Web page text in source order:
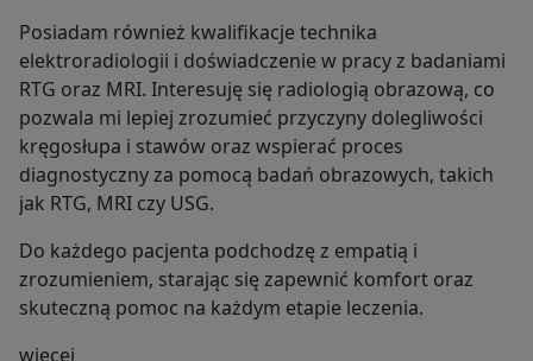
Posiadam również kwalifikacje technika
elektroradiologii i doświadczenie w pracy z badaniami
RTG oraz MRI. Interesuję się radiologią obrazową, co
pozwala mi lepiej zrozumieć przyczyny dolegliwości
kręgosłupa i stawów oraz wspierać proces
diagnostyczny za pomocą badań obrazowych, takich
jak RTG, MRI czy USG.
Do każdego pacjenta podchodzę z empatią i
zrozumieniem, starając się zapewnić komfort oraz
skuteczną pomoc na każdym etapie leczenia.
więcej